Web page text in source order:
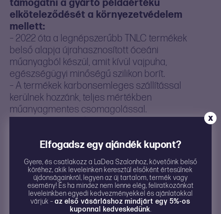
támogatni a gyártó példaértékű
elköteleződését a környezetvédelem
mellett:
– 2022 óta a legnépszerűbb TNLC termékek
belső alapja újrahasznosított óceáni
műanyagból készül, amit kívül vajpuha,
egészségügyi minőségű szilikon borít.
– A termékek karbonsemleges szállítással
kerülnek hozzánk, teljes mértékben
műanyagmentes csomagolással.
– A termékek egytől egyig biztonságos, testbarát
való tesztelés nem történik.
– Minden egyes TNLC termék eladásakor a
gyártó ültet egy fát köszönetképpen. Jelenleg
Madagaszkár északnyugati részének pusztító
erdőirtásait pótolják. Eddig már több mint 40 ezer
fát ültettek.
X
Elfogadsz egy ajándék kupont?
Gyere, és csatlakozz a LaDea Szalonhoz, követőink belső
köréhez, akik leveleinken keresztül elsőként értesülnek
újdonságainkról, legyen az új tartalom, termék vagy
esemény! És ha mindez nem lenne elég, feliratkozónkat
leveleinkben egyedi kedvezményekkel és ajánlatokkal
várjuk – az első vásárláshoz mindjárt egy 5%-os
kuponnal kedveskedünk.